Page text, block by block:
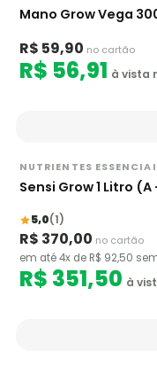
Mano Grow Vega
R$ 59,90 no cartão
R$ 56,91 à vista
NUTRIENTES
Sensi Grow 1 Litro
5,0(1)
R$ 370,00 no cartão
em até 4x de R$ 92,50
R$ 351,50 à